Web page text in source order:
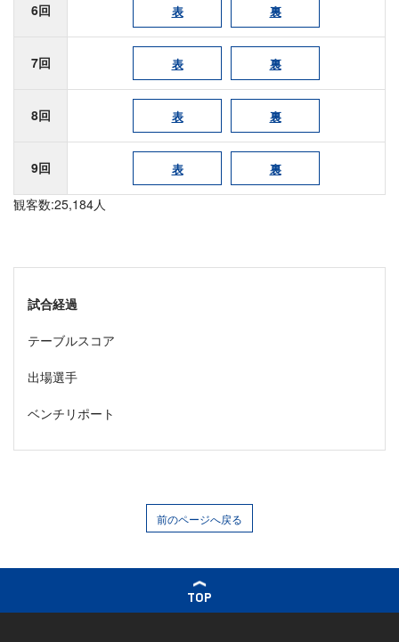
6回 表 裏
7回 表 裏
8回 表 裏
9回 表 裏
観客数:25,184人
試合経過
テーブルスコア
出場選手
ベンチリポート
前のページへ戻る
TOP